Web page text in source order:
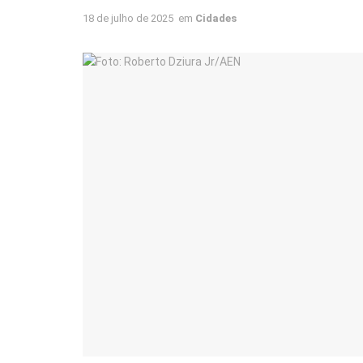
18 de julho de 2025 em Cidades